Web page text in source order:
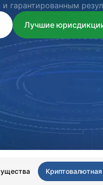
гарантированным
Лучшие